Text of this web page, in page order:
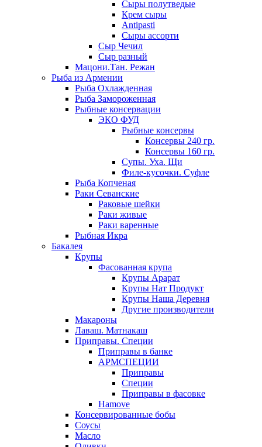
Сыры полутведые
Крем сыры
Antipasti
Сыры ассорти
Сыр Чечил
Сыр разный
Мацони.Тан. Режан
Рыба из Армении
Рыба Охлажденная
Рыба Замороженная
Рыбные консервации
ЭКО ФУД
Рыбные консервы
Консервы 240 гр.
Консервы 160 гр.
Супы. Уха. Щи
Филе-кусочки. Суфле
Рыба Копченая
Раки Севанские
Раковые шейки
Раки живые
Раки варенные
Рыбная Икра
Бакалея
Крупы
Фасованная крупа
Крупы Арарат
Крупы Нат Продукт
Крупы Наша Деревня
Другие производители
Макароны
Лаваш. Матнакаш
Приправы. Специи
Приправы в банке
АРМСПЕЦИИ
Приправы
Специи
Приправы в фасовке
Hamove
Консервированные бобы
Соусы
Масло